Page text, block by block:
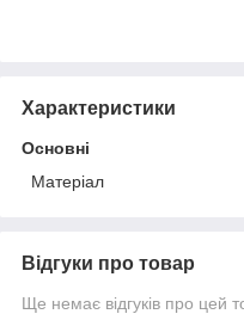
Характеристики
Основні
Матеріал
Відгуки про товар
Ще немає відгуків про цей